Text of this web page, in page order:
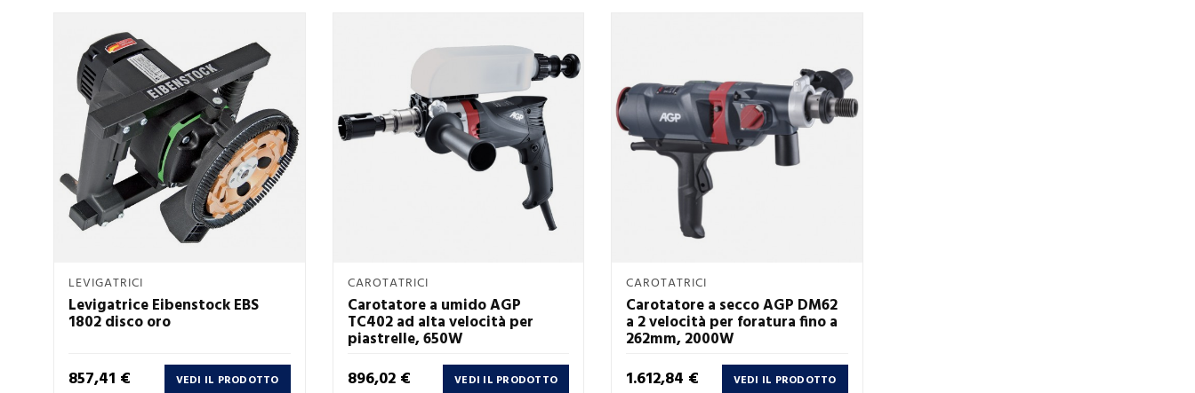
LEVIGATRICI
Levigatrice Eibenstock EBS
1802 disco oro
Prezzo
857,41 € VEDI IL PRODOTTO

CAROTATRICI
Carotatore a umido AGP
TC402 ad alta velocità per
piastrelle, 650W
Prezzo
896,02 € VEDI IL PRODOTTO

CAROTATRICI
Carotatore a secco AGP DM62
a 2 velocità per foratura fino a
262mm, 2000W
Prezzo
1.612,84 € VEDI IL PRODOTTO